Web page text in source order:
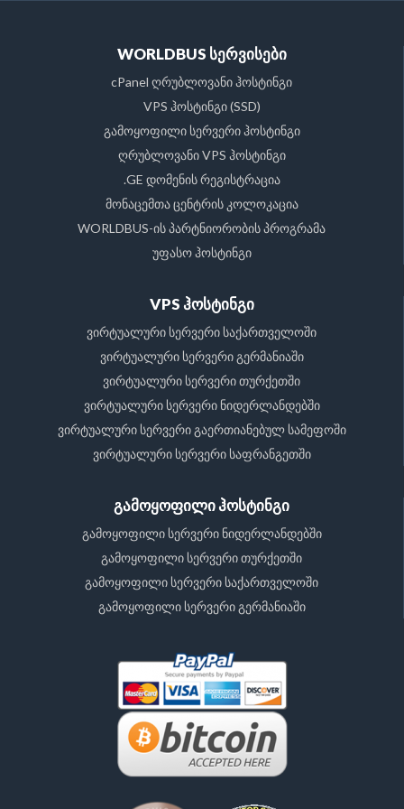
WORLDBUS სერვისები
cPanel ღრუბლოვანი ჰოსტინგი
VPS ჰოსტინგი (SSD)
გამოყოფილი სერვერი ჰოსტინგი
ღრუბლოვანი VPS ჰოსტინგი
.GE დომენის რეგისტრაცია
მონაცემთა ცენტრის კოლოკაცია
WORLDBUS-ის პარტნიორობის პროგრამა
უფასო ჰოსტინგი
VPS ჰოსტინგი
ვირტუალური სერვერი საქართველოში
ვირტუალური სერვერი გერმანიაში
ვირტუალური სერვერი თურქეთში
ვირტუალური სერვერი ნიდერლანდებში
ვირტუალური სერვერი გაერთიანებულ სამეფოში
ვირტუალური სერვერი საფრანგეთში
გამოყოფილი ჰოსტინგი
გამოყოფილი სერვერი ნიდერლანდებში
გამოყოფილი სერვერი თურქეთში
გამოყოფილი სერვერი საქართველოში
გამოყოფილი სერვერი გერმანიაში